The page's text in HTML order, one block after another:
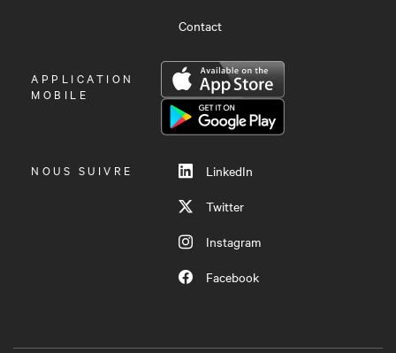
Contact
OUVRIR
LE
APPLICATION
MOBILE
NOUS SUIVRE
LinkedIn
Twitter
Instagram
Facebook